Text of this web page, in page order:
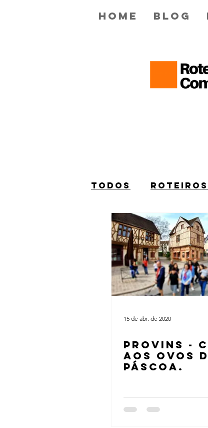
Home Blog
Todos ROTEIROS
15 de abr. de 2020
PROVINS -
AOS OVOS
PÁSCOA.